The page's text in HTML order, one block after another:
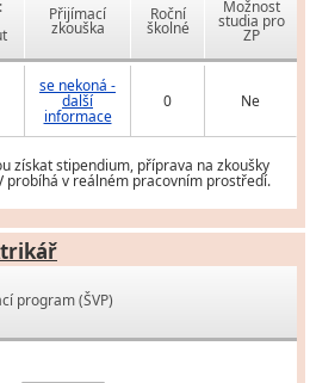
Přijímací
zkouška
Roční
školné
Možnost
studia pro
ZP
se nekoná -
další
informace
0 Ne
získat stipendium, příprava na zkoušky
probíhá v reálném pracovním prostředí.
program (ŠVP)